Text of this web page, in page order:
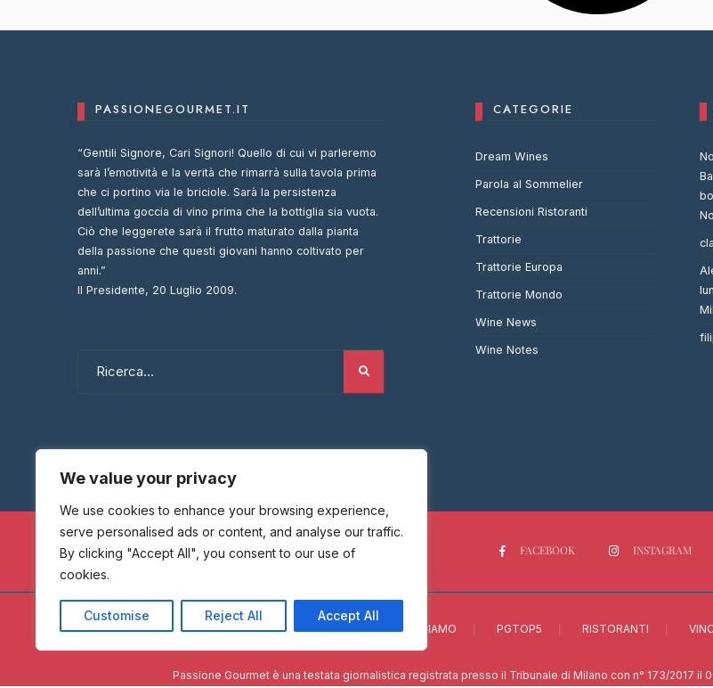
We value your privacy
We use cookies to enhance your browsing experience,
serve personalised ads or content, and analyse our traffic.
By clicking "Accept All", you consent to our use of
cookies.
Customise Reject All Accept All
PASSIONEGOURMET.IT
“Gentili Signore, Cari Signori! Quello di cui vi parleremo
sarà l’emotività e la verità che rimarrà sulla tavola prima
che ci portino via le briciole. Sarà la persistenza
dell’ultima goccia di vino prima che la bottiglia sia vuota.
Ciò che leggerete sarà il frutto maturato dalla pianta
della passione che questi giovani hanno coltivato per
anni.”
Il Presidente, 20 Luglio 2009.
CATEGORIE
Dream Wines
Parola al Sommelier
Recensioni Ristoranti
Trattorie
Trattorie Europa
Trattorie Mondo
Wine News
Wine Notes
FACEBOOK INSTAGRAM
CHI SIAMO PGTOP5 RISTORANTI
Passione Gourmet è una testata giornalistica registrata presso il Tribunale di Milano con n° 173/2017 il